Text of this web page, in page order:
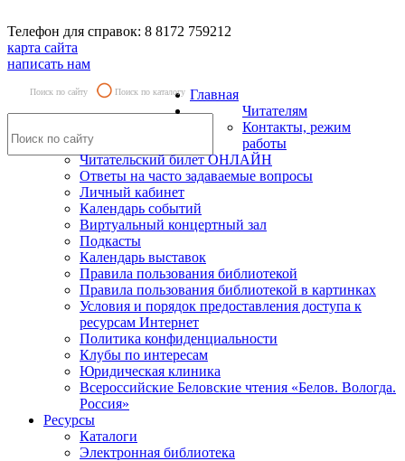
Телефон для справок: 8 8172 759212
карта сайта
написать нам
Поиск по сайту Поиск по каталогу Главная
Читателям
Контакты, режим
работы
Читательский билет ОНЛАЙН
Ответы на часто задаваемые вопросы
Личный кабинет
Календарь событий
Виртуальный концертный зал
Подкасты
Календарь выставок
Правила пользования библиотекой
Правила пользования библиотекой в картинках
Условия и порядок предоставления доступа к
ресурсам Интернет
Политика конфиденциальности
Клубы по интересам
Юридическая клиника
Всероссийские Беловские чтения «Белов. Вологда.
Россия»
Ресурсы
Каталоги
Электронная библиотека